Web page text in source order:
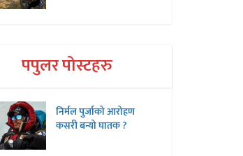
पपुलर पोस्टहरु
निर्मल पुर्जाको आरोहण
कसरी बन्यो घातक ?